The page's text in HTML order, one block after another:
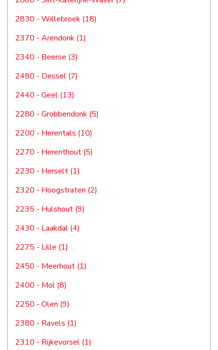
2830 - Willebroek (18)
2370 - Arendonk (1)
2340 - Beerse (3)
2480 - Dessel (7)
2440 - Geel (13)
2280 - Grobbendonk (5)
2200 - Herentals (10)
2270 - Herenthout (5)
2230 - Herselt (1)
2320 - Hoogstraten (2)
2235 - Hulshout (9)
2430 - Laakdal (4)
2275 - Lille (1)
2450 - Meerhout (1)
2400 - Mol (8)
2250 - Olen (9)
2380 - Ravels (1)
2310 - Rijkevorsel (1)